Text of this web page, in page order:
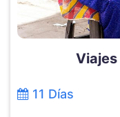
11 Días